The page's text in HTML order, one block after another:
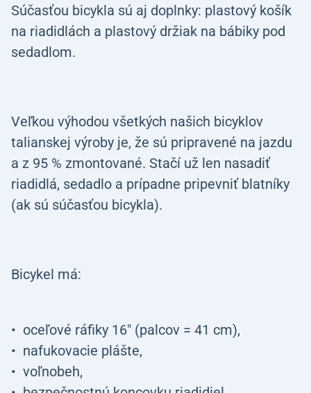
Súčasťou bicykla sú aj doplnky: plastový košík
na riadidlách a plastový držiak na bábiky pod
sedadlom.
Veľkou výhodou všetkých našich bicyklov
talianskej výroby je, že sú pripravené na jazdu
a z 95 % zmontované. Stačí už len nasadiť
riadidlá, sedadlo a prípadne pripevniť blatníky
(ak sú súčasťou bicykla).
Bicykel má:
oceľové ráfiky 16" (palcov = 41 cm),
nafukovacie plášte,
voľnobeh,